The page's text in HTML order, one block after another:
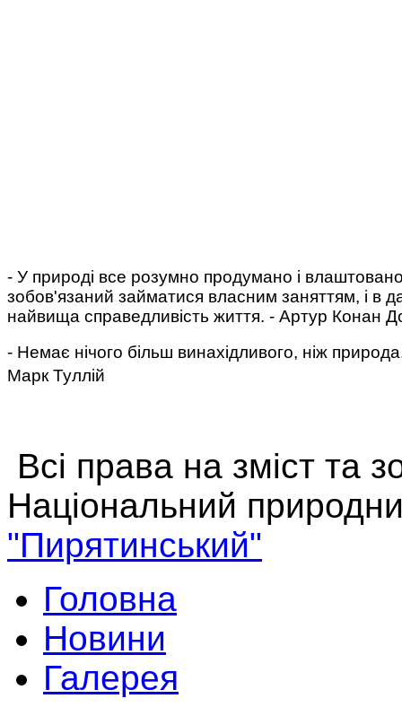
- У природі все розумно продумано і
зобов'язаний займатися власним заняттям, і в
найвища справедливість життя. - Артур Конан
- Немає нічого більш винахідливого, ніж
Марк Туллій
Всі права на зміст та
Національний
"Пирятинський"
Головна
Новини
Галерея